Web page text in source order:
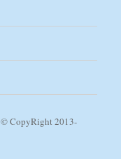
© CopyRight 2013-